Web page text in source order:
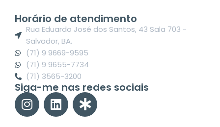
Horário de atendimento
Rua Eduardo José dos Santos, 43 Sala 703 -
Salvador, BA.
(71) 9 9669-9595
(71) 9 9655-7734
(71) 3565-3200
Siga-me nas redes sociais